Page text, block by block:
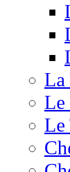
La
Le
Le